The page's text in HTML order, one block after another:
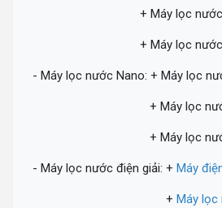
+ Máy lọc nước
+ Máy lọc nước
- Máy lọc nước Nano: + Máy lọc
+ Máy lọc nước
+ Máy lọc nước
- Máy lọc nước điện giải: + Máy
+ Máy lọc